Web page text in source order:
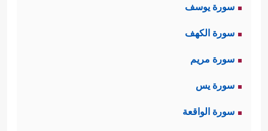
سورة يوسف
سورة الكهف
سورة مريم
سورة يس
سورة الواقعة